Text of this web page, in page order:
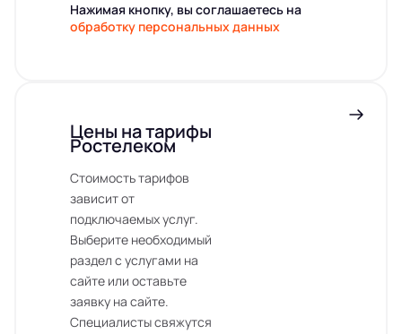
Нажимая кнопку, вы соглашаетесь на
обработку персональных данных
Цены на тарифы
Ростелеком
Стоимость тарифов
зависит от
подключаемых услуг.
Выберите необходимый
раздел с услугами на
сайте или оставьте
заявку на сайте.
Специалисты свяжутся